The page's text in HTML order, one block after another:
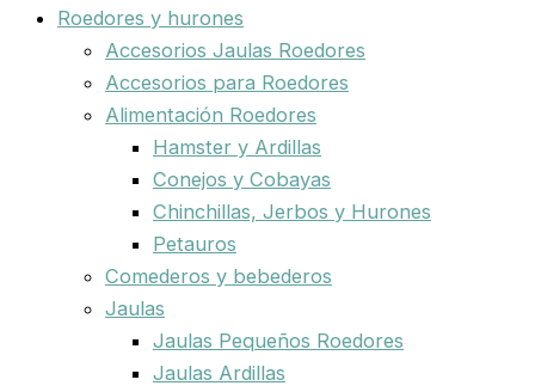
Roedores y hurones
Accesorios Jaulas Roedores
Accesorios para Roedores
Alimentación Roedores
Hamster y Ardillas
Conejos y Cobayas
Chinchillas, Jerbos y Hurones
Petauros
Comederos y bebederos
Jaulas
Jaulas Pequeños Roedores
Jaulas Ardillas